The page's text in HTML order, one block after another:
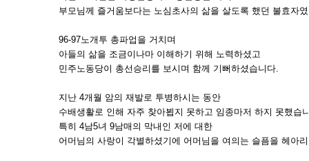
부모님께 즐거움보다는 노심초사의 삶을 살도록 했던 불효자
96-97노개투 총파업을 거치며
아들의 삶을 조금이나마 이해하기 위해 노력하셨고
민주노동당이 총선승리를 보시며 함께 기뻐하셨습니다.
지난 4개월 암의 재발로 투병하시는 동안
수배생활로 인해 자주 찾아뵙지 못하고 임종마저 하지 못했습
특히 4남5녀 9남매의 막내인 저에 대한
어머님의 사랑이 각별하셨기에 어머님을 여의는 슬픔을 헤아